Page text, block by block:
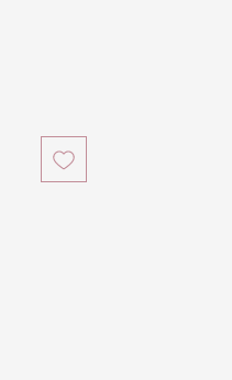
beste bij
en
van
aan van